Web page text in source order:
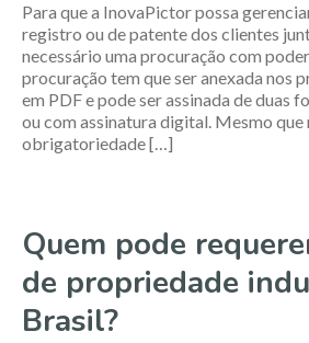
Para que a InovaPictor possa
registro ou de patente dos clientes
necessário uma procuração com
procuração tem que ser anexada nos
em PDF e pode ser assinada de duas
ou com assinatura digital. Mesmo que
obrigatoriedade […]
Quem pode
de propriedade
Brasil?